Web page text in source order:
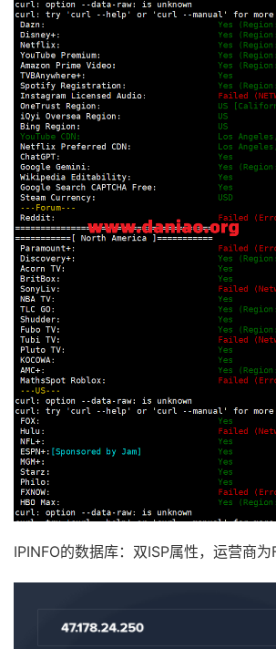
Finished
Timestamp
56: 42 HKT
IPINFO的数据库：双ISP属性，运营商